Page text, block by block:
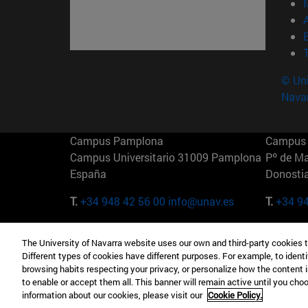
©
Campus Pamplona
Campus Universitario 31009 Pamplona
España
T.+34 948 42 56 00 info@unav.es
Pº de
T.+34
Camino del Cerro Águila 3 28023
Madrid España
T.+34 912 11 30 00
165 W
EE.UU
T.+1
The University of Navarra website uses our own and third-party
Different types of cookies have different purposes. For example, to
browsing habits respecting your privacy, or personalize how the
to enable or accept them all. This banner will remain active until you
information about our cookies, please visit our Cookie Policy.